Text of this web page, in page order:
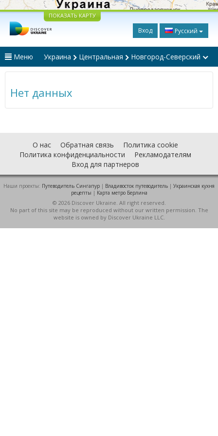
ПОКАЗАТЬ КАРТУ
Вход Русский
Меню Украина Центральная Новгород-Северский
Нет данных
О нас Обратная связь
Политика cookie
Политика конфиденциальности
Рекламодателям
Вход для партнеров
Наши проекты: Путеводитель Сингапур | Владивосток путеводитель | Украинская кухня
рецепты | Карта метро Берлина
© 2026 Discover Ukraine. All right reserved.
No part of this site may be reproduced without our written permission. The
website is owned by Discover Ukraine LLC.